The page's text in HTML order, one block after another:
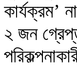
কার্যক্রম’
২ জন